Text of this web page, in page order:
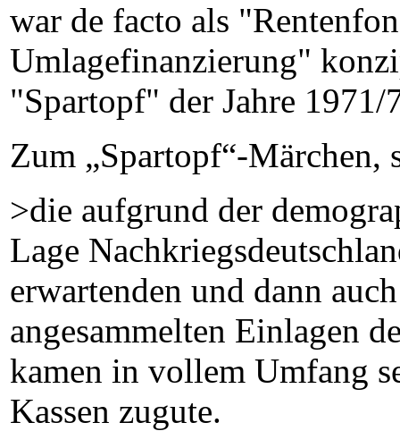
war de facto als
Umlagefinanzierung"
"Spartopf" der Jahre
Zum „Spartopf“-Märchen,
>die aufgrund der
Lage
erwartenden und dann
angesammelten Einlagen
kamen in vollem Umfang
Kassen zugute.